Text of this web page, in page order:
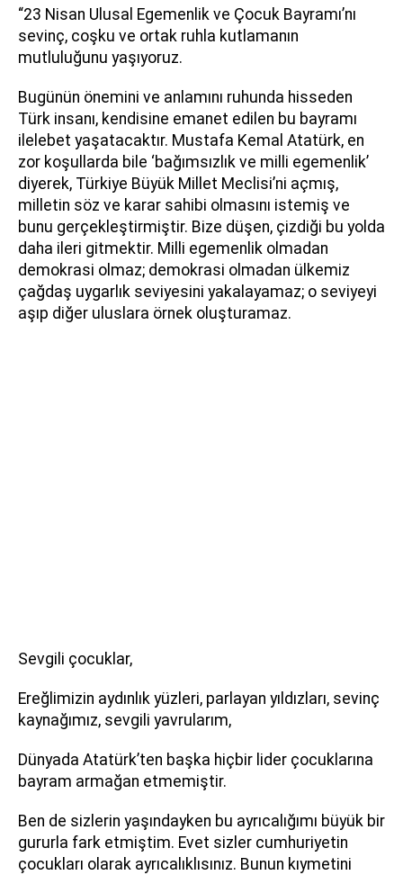
“23 Nisan Ulusal Egemenlik ve Çocuk Bayramı’nı
sevinç, coşku ve ortak ruhla kutlamanın
mutluluğunu yaşıyoruz.
Bugünün önemini ve anlamını ruhunda hisseden
Türk insanı, kendisine emanet edilen bu bayramı
ilelebet yaşatacaktır. Mustafa Kemal Atatürk, en
zor koşullarda bile ‘bağımsızlık ve milli egemenlik’
diyerek, Türkiye Büyük Millet Meclisi’ni açmış,
milletin söz ve karar sahibi olmasını istemiş ve
bunu gerçekleştirmiştir. Bize düşen, çizdiği bu yolda
daha ileri gitmektir. Milli egemenlik olmadan
demokrasi olmaz; demokrasi olmadan ülkemiz
çağdaş uygarlık seviyesini yakalayamaz; o seviyeyi
aşıp diğer uluslara örnek oluşturamaz.
Sevgili çocuklar,
Ereğlimizin aydınlık yüzleri, parlayan yıldızları, sevinç
kaynağımız, sevgili yavrularım,
Dünyada Atatürk’ten başka hiçbir lider çocuklarına
bayram armağan etmemiştir.
Ben de sizlerin yaşındayken bu ayrıcalığımı büyük bir
gururla fark etmiştim. Evet sizler cumhuriyetin
çocukları olarak ayrıcalıklısınız. Bunun kıymetini